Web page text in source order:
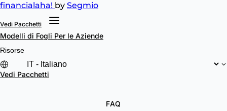
financialaha! by Segmio
Vedi Pacchetti
Modelli di Fogli Per le Aziende
Risorse
Vedi Pacchetti
FAQ